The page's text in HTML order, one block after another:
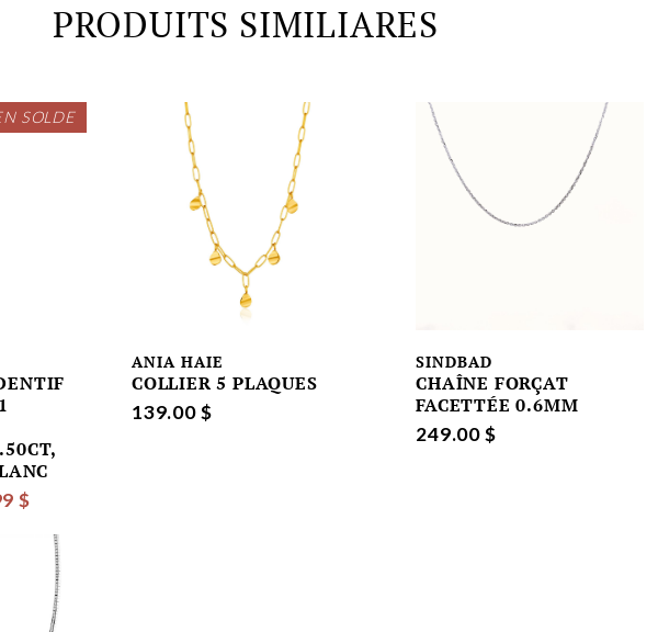
PRODUITS SIMILIARES
SOLDE
$
ANIA HAIE
COLLIER 5 PLAQUES
139.00 $
SINDBAD
CHAÎNE FORÇAT
FACETTÉE 0.6MM
249.00 $